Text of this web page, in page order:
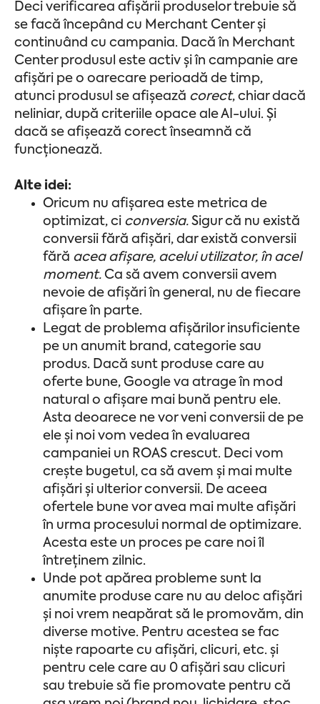
Deci verificarea afișării produselor trebuie să
se facă începând cu Merchant Center și
continuând cu campania. Dacă în Merchant
Center produsul este activ și în campanie are
afișări pe o oarecare perioadă de timp,
atunci produsul se afișează corect, chiar dacă
neliniar, după criteriile opace ale AI-ului. Și
dacă se afișează corect înseamnă că
funcționează.
Alte idei:
Oricum nu afișarea este metrica de
optimizat, ci conversia. Sigur că nu există
conversii fără afișări, dar există conversii
fără acea afișare, acelui utilizator, în acel
moment. Ca să avem conversii avem
nevoie de afișări în general, nu de fiecare
afișare în parte.
Legat de problema afișărilor insuficiente
pe un anumit brand, categorie sau
produs. Dacă sunt produse care au
oferte bune, Google va atrage în mod
natural o afișare mai bună pentru ele.
Asta deoarece ne vor veni conversii de pe
ele și noi vom vedea în evaluarea
campaniei un ROAS crescut. Deci vom
crește bugetul, ca să avem și mai multe
afișări și ulterior conversii. De aceea
ofertele bune vor avea mai multe afișări
în urma procesului normal de optimizare.
Acesta este un proces pe care noi îl
întreținem zilnic.
Unde pot apărea probleme sunt la
anumite produse care nu au deloc afișări
și noi vrem neapărat să le promovăm, din
diverse motive. Pentru acestea se fac
niște rapoarte cu afișări, clicuri, etc. și
pentru cele care au 0 afișări sau clicuri
sau trebuie să fie promovate pentru că